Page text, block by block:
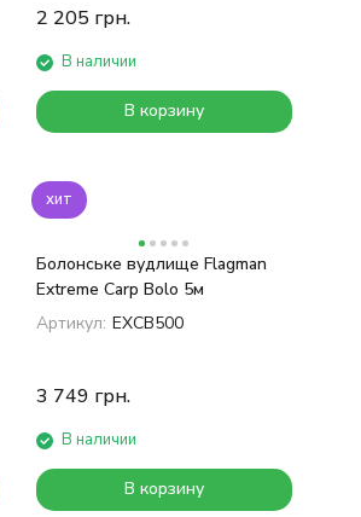
2 205 грн.
В наличии
В корзину
хит
Болонське вудлище Flagman
Extreme Carp Bolo 5м
Артикул: EXCB500
3 749 грн.
В наличии
В корзину